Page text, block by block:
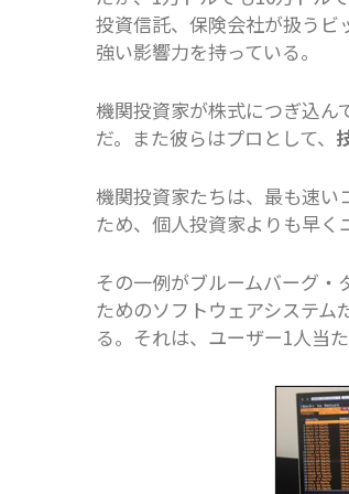
投資信託、保険会社が扱うビ
強い影響力を持っている。
機関投資家が株式につぎ込ん
だ。また彼らはプロとして、
機関投資家たちは、最も速い
ため、個人投資家よりも早く
その一例がブルームバーグ・
ためのソフトウェアシステム
る。それは、ユーザー1人当